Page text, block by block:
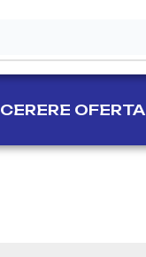
CERERE OFERTA